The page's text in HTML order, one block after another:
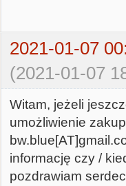
2021-01-07
(2021-01-07
Witam, jeżeli
umożliwienie
informację czy /
pozdrawiam